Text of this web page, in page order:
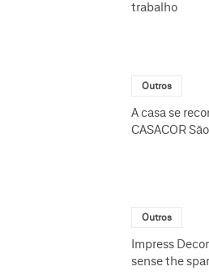
trabalho
Outros
A casa se
CASACOR
Outros
Impress
sense the